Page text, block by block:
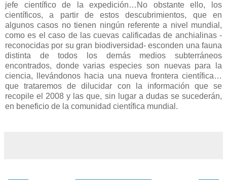
jefe científico de la expedición…No obstante ello, los
científicos, a partir de estos descubrimientos, que en
algunos casos no tienen ningún referente a nivel mundial,
como es el caso de las cuevas calificadas de anchialinas -
reconocidas por su gran biodiversidad- esconden una fauna
distinta de todos los demás medios subterráneos
encontrados, donde varias especies son nuevas para la
ciencia, llevándonos hacia una nueva frontera científica…
que trataremos de dilucidar con la información que se
recopile el 2008 y las que, sin lugar a dudas se sucederán,
en beneficio de la comunidad científica mundial.